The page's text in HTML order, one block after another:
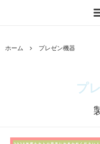
ホーム プレゼン機器
プ